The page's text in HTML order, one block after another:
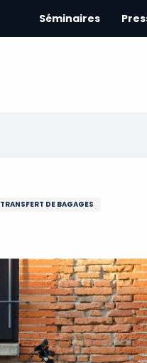
Séminaires
TRANSFERT DE BAGAGES